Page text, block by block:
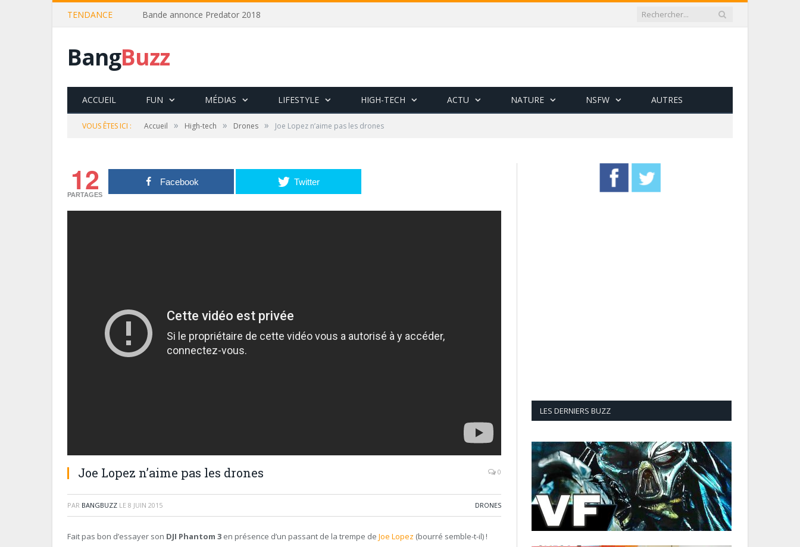
TENDANCE Bande annonce Predator 2018
BangBuzz
ACCUEIL FUN MÉDIAS LIFESTYLE HIGH-TECH ACTU NATURE NSFW AUTRES
VOUS ÊTES ICI : Accueil » High-tech » Drones » Joe Lopez n’aime pas les drones
12
PARTAGES
Facebook Twitter
Joe Lopez n’aime pas les drones 0
PAR BANGBUZZ LE 8 JUIN 2015 DRONES
Fait pas bon d’essayer son DJI Phantom 3 en présence d’un passant de la trempe de Joe Lopez (bourré semble-t-il) !
LES DERNIERS BUZZ